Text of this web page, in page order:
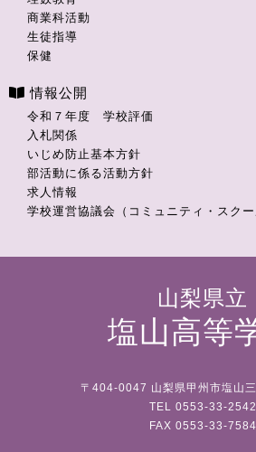
商業科活動
生徒指導
保健
情報公開
令和７年度 学校評価
入札関係
いじめ防止基本方針
部活動に係る活動方針
求人情報
学校運営協議会（コミュニティ・スクー
山梨県立
塩山高等
〒404-0047 山梨県甲州市塩山
TEL 0553-33-2542
FAX 0553-33-7584